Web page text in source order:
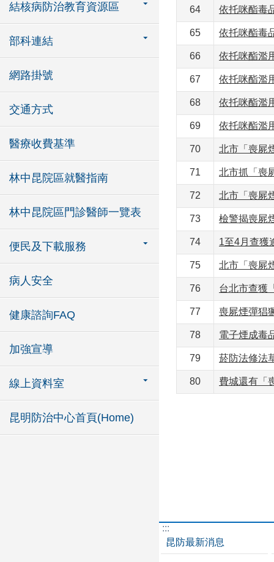
結核病防治教育資源區
部科連結
網路掛號
交通方式
醫療收費基準
林中昆院區就醫指南
林中昆院區門診醫師一覽表
便民及下載服務
病人安全
健康諮詢FAQ
加強宣導
線上資料室
昆明防治中心首頁(Home)
64 依托咪酯毒
65 依托咪酯毒
66 依托咪酯濫
67 依托咪酯濫
68 依托咪酯濫
69 依托咪酯濫
70 北市「喪屍
71 北市抓「喪
72 北市「喪屍
73 檢警揭喪屍
74 1至4月查獲
75 北市「喪屍
76 台北市查獲
77 喪屍煙彈猖
78 電子煙成毒
79 菸防法修法
80 費城還有「
:::
昆防最新消息